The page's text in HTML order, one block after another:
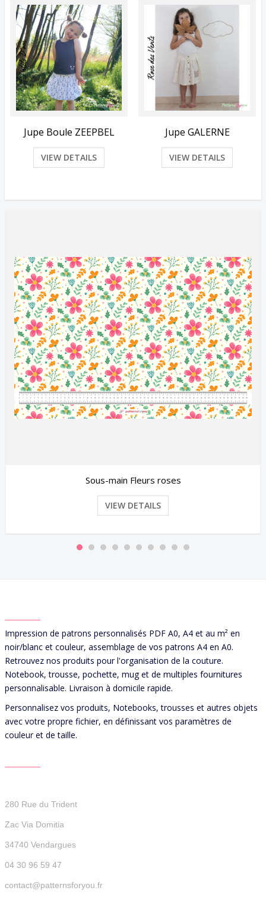
Jupe Boule ZEEPBEL
VIEW DETAILS
Jupe GALERNE
VIEW DETAILS
Sous-main Fleurs roses
VIEW DETAILS
Impression de patrons personnalisés PDF A0, A4 et au m² en
noir/blanc et couleur, assemblage de vos patrons A4 en A0.
Retrouvez nos produits pour l'organisation de la couture.
Notebook, trousse, pochette, mug et de multiples fournitures
personnalisable. Livraison à domicile rapide.
Personnalisez vos produits, Notebooks, trousses et autres objets
avec votre propre fichier, en définissant vos paramètres de
couleur et de taille.
280 Rue du Trident
Zac Via Domitia
34740 Vendargues
04 30 96 59 47
contact@patternsforyou.fr